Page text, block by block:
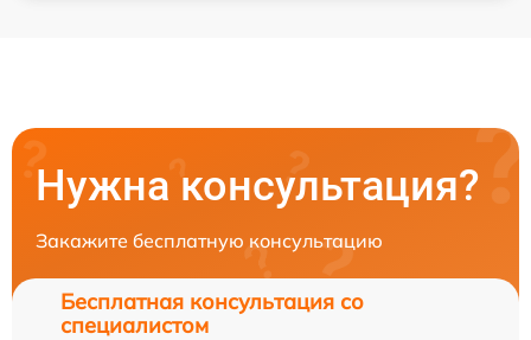
Нужна консультация?
Закажите бесплатную консультацию
Бесплатная консультация со
специалистом